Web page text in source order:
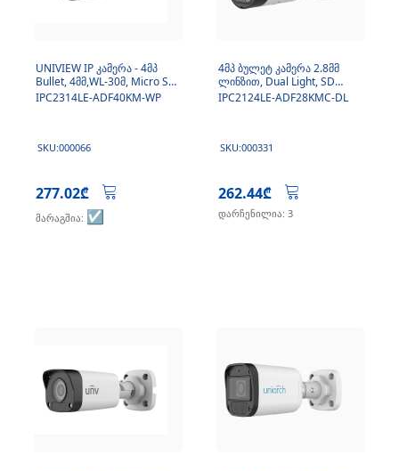
UNIVIEW IP კამერა - 4მპ
Bullet, 4მმ,WL-30მ, Micro SD,
Mic,Wise-ISP - Easy
IPC2314LE-ADF40KM-WP
SKU:000066
277.02₾
მარაგშია: ☑️
4მპ ბულეტ კამერა 2.8მმ
ლინზით, Dual Light, SD
ბარათით, მიკროფონი
IPC2124LE-ADF28KMC-DL
SKU:000331
262.44₾
დარჩენილია: 3